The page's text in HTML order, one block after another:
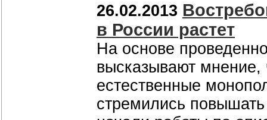
26.02.2013
в России растет
На основе
высказывают
естественные
стремились